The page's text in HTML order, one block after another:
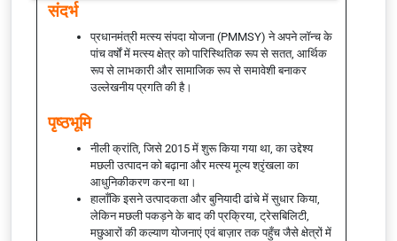
संदर्भ
प्रधानमंत्री मत्स्य संपदा योजना (PMMSY) ने अपने लॉन्च के
पांच वर्षों में मत्स्य क्षेत्र को पारिस्थितिक रूप से सतत, आर्थिक
रूप से लाभकारी और सामाजिक रूप से समावेशी बनाकर
उल्लेखनीय प्रगति की है।
पृष्ठभूमि
नीली क्रांति, जिसे 2015 में शुरू किया गया था, का उद्देश्य
मछली उत्पादन को बढ़ाना और मत्स्य मूल्य श्रृंखला का
आधुनिकीकरण करना था।
हालाँकि इसने उत्पादकता और बुनियादी ढांचे में सुधार किया,
लेकिन मछली पकड़ने के बाद की प्रक्रिया, ट्रेसबिलिटी,
मछुआरों की कल्याण योजनाएं एवं बाज़ार तक पहुँच जैसे क्षेत्रों में